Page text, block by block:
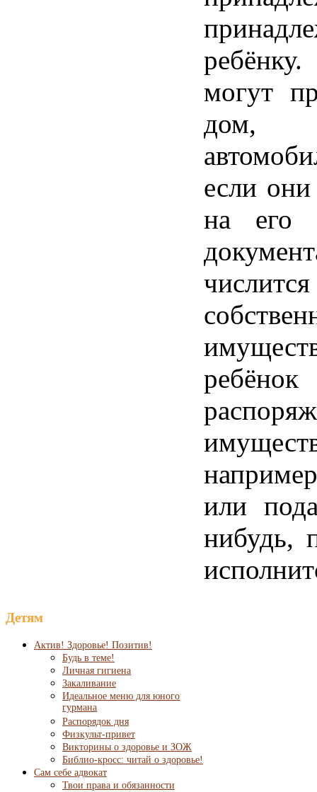
могут
дом,
если
на
числится
или
нибудь,
Детям
Актив! Здоровье! Позитив!
Будь в теме!
Личная гигиена
Закаливание
Идеальное меню для юного
гурмана
Распорядок дня
Физкульт-привет
Викторины о здоровье и ЗОЖ
Библио-кросс: читай о здоровье!
Сам себе адвокат
Твои права и обязанности